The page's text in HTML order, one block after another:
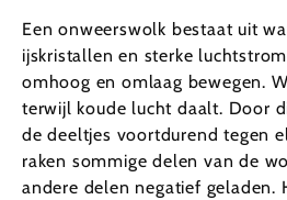
Een onweerswolk bestaat uit
ijskristallen en sterke
omhoog en omlaag bewegen.
terwijl koude lucht daalt. Door
de deeltjes voortdurend tegen
raken sommige delen van de
andere delen negatief geladen.